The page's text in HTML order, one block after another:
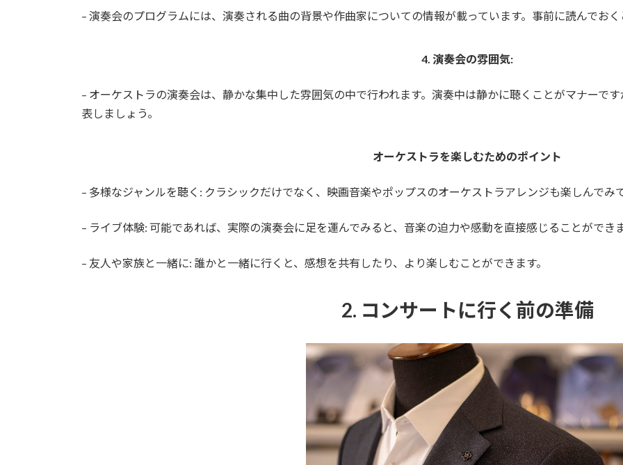
– 演奏会のプログラムには、演奏される曲の背景や作曲家についての情報が載っています。事前に読んでお
4. 演奏会の雰囲気:
– オーケストラの演奏会は、静かな集中した雰囲気の中で行われます。演奏中は静かに聴くことがマナーで
表しましょう。
オーケストラを楽しむためのポイント
– 多様なジャンルを聴く: クラシックだけでなく、映画音楽やポップスのオーケストラアレンジも楽しんでみ
– ライブ体験: 可能であれば、実際の演奏会に足を運んでみると、音楽の迫力や感動を直接感じることができ
– 友人や家族と一緒に: 誰かと一緒に行くと、感想を共有したり、より楽しむことができます。
2. コンサートに行く前の準備